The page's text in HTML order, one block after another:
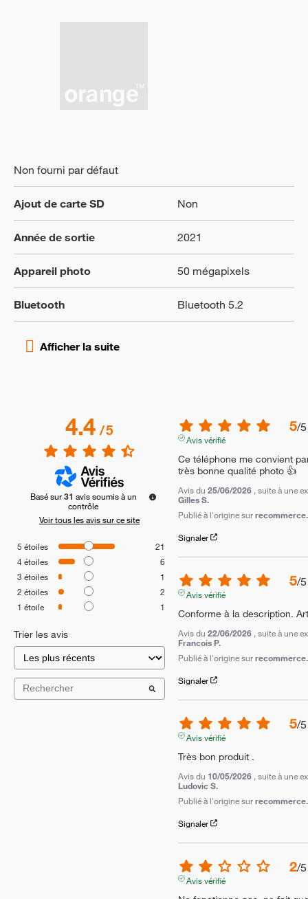
Non fourni par défaut
Ajout de carte SD Non
Année de sortie 2021
Appareil photo 50 mégapixels
Bluetooth Bluetooth 5.2
4.4/5
Basé sur31 avis soumis à un
contrôle
Voir tous les avis sur ce site
5 étoiles
21
4étoiles
6
3 étoiles
1
2 étoiles
2
1 étoile 1
Trier les avis
5/5
Avis vérifié
Ce téléphone me convient
très bonne qualité photo 👍
Avis du 25/06/2026 , suite à une
Gilles S.
Publié à l'origine sur
Signaler
5/5
Avis vérifié
Conforme à la description.
Avis du 22/06/2026 , suite à une
Francois P.
Publié à l'origine sur
Signaler
5/5
Avis vérifié
Très bon produit .
Avis du 10/05/2026 , suite à une
Ludovic S.
Publié à l'origine sur
Signaler
2/5
Avis vérifié